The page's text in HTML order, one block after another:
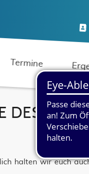
Termine
SV
halten wir euch